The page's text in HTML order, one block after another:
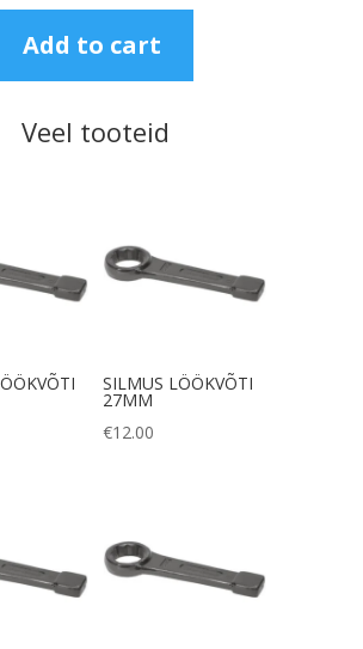
Add to cart
Veel tooteid
SILMUS LÖÖKVÕTI
27MM
€12.00